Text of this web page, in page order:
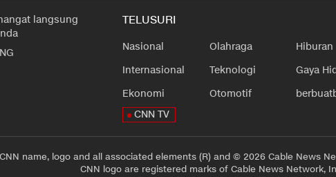
langsung
TELUSURI
Nasional
Internasional
Ekonomi
Olahraga
Teknologi
Otomotif
Hiburan
Gaya
CNN TV
name, logo and all associated elements (R) and © 2026 Cable News
CNN logo are registered marks of Cable News Network,